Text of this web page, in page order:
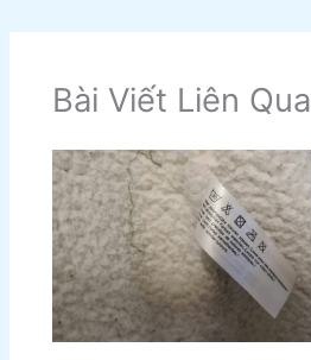
Bài Viết Liên